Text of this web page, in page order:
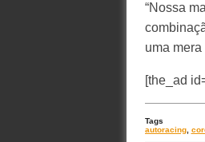
“Nossa
uma mera
[the_ad
Tags
autoracing,